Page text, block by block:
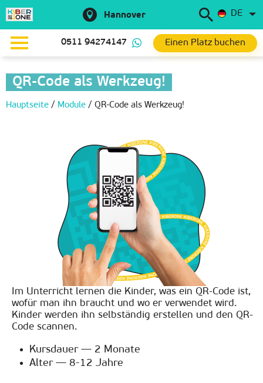
Hannover DE
0511 94274147 Einen Platz buchen
QR-Code als Werkzeug!
Hauptseite / Module / QR-Code als Werkzeug!
Im Unterricht lernen die Kinder, was ein QR-Code ist,
wofür man ihn braucht und wo er verwendet wird.
Kinder werden ihn selbständig erstellen und den QR-
Code scannen.
Kursdauer — 2 Monate
Alter — 8-12 Jahre